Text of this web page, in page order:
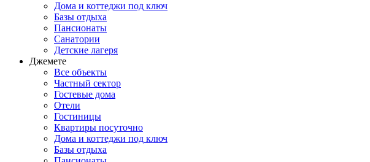
Дома и коттеджи под ключ
Базы отдыха
Пансионаты
Санатории
Детские лагеря
Джемете
Все объекты
Частный сектор
Гостевые дома
Отели
Гостиницы
Квартиры посуточно
Дома и коттеджи под ключ
Базы отдыха